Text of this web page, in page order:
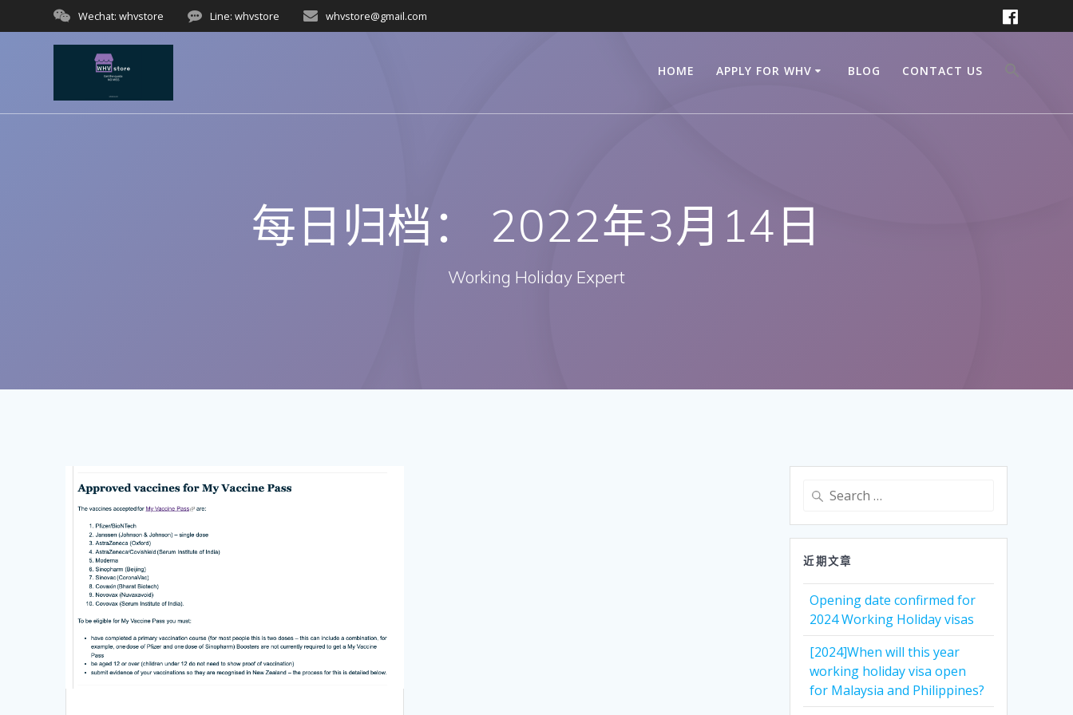
to
Wechat: whvstore Line: whvstore whvstore@gmail.com
HOME APPLY FOR WHV BLOG CONTACT US
每日归档： 2022年3月14日
Working Holiday Expert
Search
近期文章
Opening date confirmed for
2024 Working Holiday visas
[2024]When will this year
working holiday visa open
for Malaysia and Philippines?